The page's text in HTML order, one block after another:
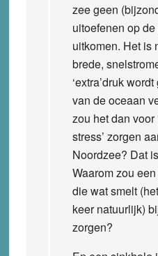
zee geen
uitoefenen op
uitkomen. Het is
brede,
‘extra’druk
van de oceaan
zou het dan voor
stress’ zorgen
Noordzee? Dat
Waarom zou
die wat smelt
keer natuurlijk)
zorgen?